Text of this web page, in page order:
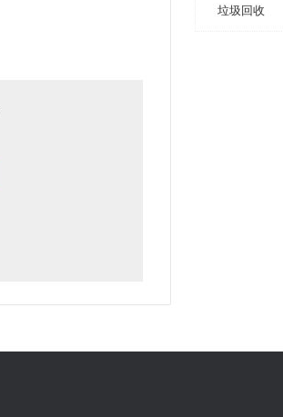
垃圾回收